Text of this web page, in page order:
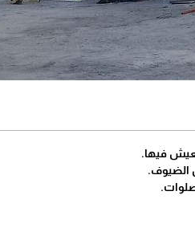
فيها.
الضيوف.